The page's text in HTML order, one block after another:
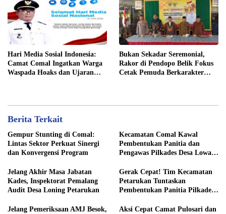
Hari Media Sosial Indonesia:
Camat Comal Ingatkan Warga
Waspada Hoaks dan Ujaran
Bukan Sekadar Seremonial,
Rakor di Pendopo Belik Fokus
Cetak Pemuda Berkarakter
Berita Terkait
Gempur Stunting di Comal:
Lintas Sektor Perkuat Sinergi
dan Konvergensi Program
Kecamatan Comal Kawal
Pembentukan Panitia dan
Pengawas Pilkades Desa Lowa
Jelang Akhir Masa Jabatan
Kades, Inspektorat Pemalang
Audit Desa Loning Petarukan
Gerak Cepat! Tim Kecamatan
Petarukan Tuntaskan
Pembentukan Panitia Pilkades
Jelang Pemeriksaan AMJ Besok,
Aksi Cepat Camat Pulosari dan